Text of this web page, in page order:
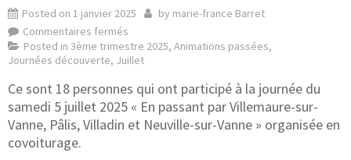
Posted on 1 janvier 2025 by marie-france Barret
Commentaires fermés
Posted in 3ème trimestre 2025, Animations passées,
Journées découverte, Juillet
Ce sont 18 personnes qui ont participé à la journée du
samedi 5 juillet 2025 « En passant par Villemaure-sur-
Vanne, Pâlis, Villadin et Neuville-sur-Vanne » organisée en
covoiturage.